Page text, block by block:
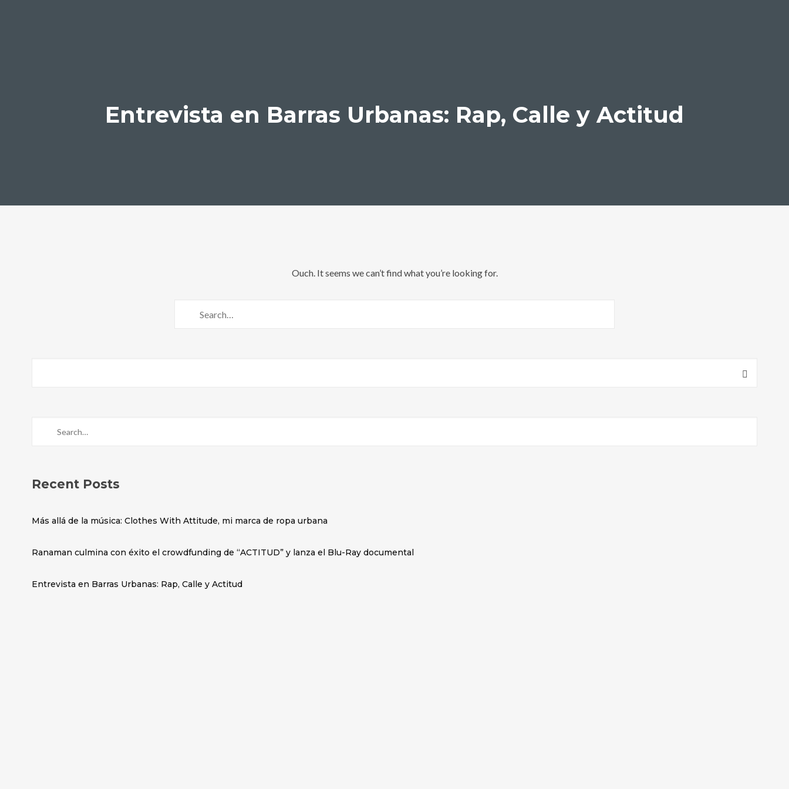
Entrevista en Barras Urbanas: Rap, Calle y Actitud
Ouch. It seems we can’t find what you’re looking for.
Recent Posts
Más allá de la música: Clothes With Attitude, mi marca de ropa urbana
Ranaman culmina con éxito el crowdfunding de “ACTITUD” y lanza el Blu-Ray documental
Entrevista en Barras Urbanas: Rap, Calle y Actitud